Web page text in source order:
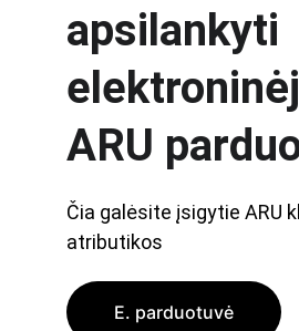
apsilankyti
ARU
Čia galėsite įsigytie ARU
atributikos
E. parduotuvė